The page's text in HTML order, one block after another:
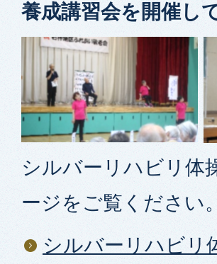
養成講習会を開催し
シルバーリハビリ体
ージをご覧ください。
シルバーリハビリ